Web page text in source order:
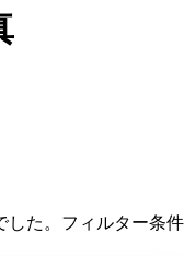
した。フィルター条件